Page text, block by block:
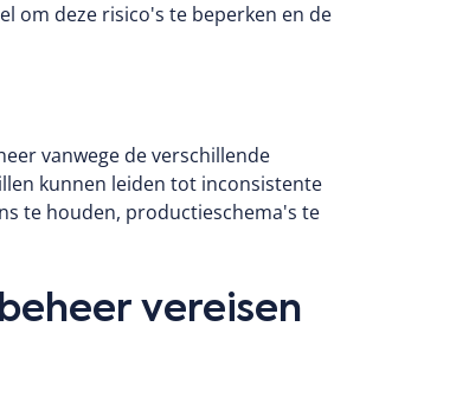
om deze risico's te beperken en de
vanwege de verschillende
kunnen leiden tot inconsistente
te houden, productieschema's te
vereisen